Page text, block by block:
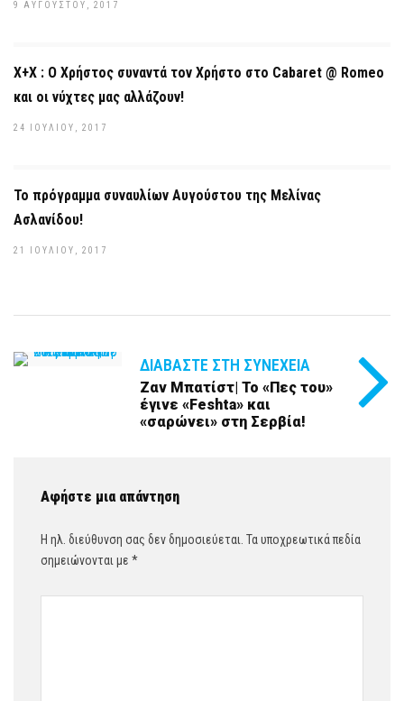
9 ΑΥΓΟΎΣΤΟΥ, 2017
Χ+Χ : Ο Χρήστος συναντά τον Χρήστο στο Cabaret @ Romeo
και οι νύχτες μας αλλάζουν!
24 ΙΟΥΛΊΟΥ, 2017
Το πρόγραμμα συναυλίων Αυγούστου της Μελίνας
Ασλανίδου!
21 ΙΟΥΛΊΟΥ, 2017
ΔΙΑΒΆΣΤΕ ΣΤΗ ΣΥΝΈΧΕΙΑ
Ζαν Μπατίστ| Το «Πες του»
έγινε «Feshta» και
«σαρώνει» στη Σερβία!
Αφήστε μια απάντηση
Η ηλ. διεύθυνση σας δεν δημοσιεύεται. Τα υποχρεωτικά πεδία
σημειώνονται με *